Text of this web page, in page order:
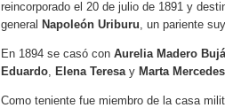
reincorporado el 20 de julio de 1891 y
general Napoleón Uriburu , un pariente
En 1894 se casó con Aurelia Madero
Eduardo Elena Teresa y Marta Mercedes
Como teniente fue miembro de la casa